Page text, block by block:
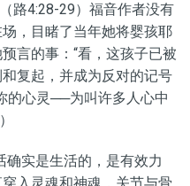
路4:28-29）福音作者没有
，目睹了当年她将婴孩耶
言的事：“看，这孩子已被
复起，并成为反对的记号
的心灵──为叫许多人心中
确实是生活的，是有效力